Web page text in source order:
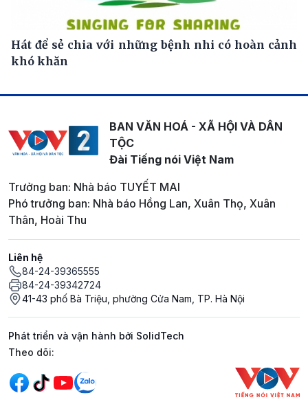
Hát để sẻ chia với những bệnh nhi có hoàn cảnh
khó khăn
BAN VĂN HOÁ - XÃ HỘI VÀ DÂN
TỘC
Đài Tiếng nói Việt Nam
Trưởng ban: Nhà báo TUYẾT MAI
Phó trưởng ban: Nhà báo Hồng Lan, Xuân Thọ, Xuân
Thân, Hoài Thu
Liên hệ
84-24-39365555
84-24-39342724
41-43 phố Bà Triệu, phường Cửa Nam, TP. Hà Nội
Phát triển và vận hành bởi SolidTech
Mạng xã hội
Theo dõi: